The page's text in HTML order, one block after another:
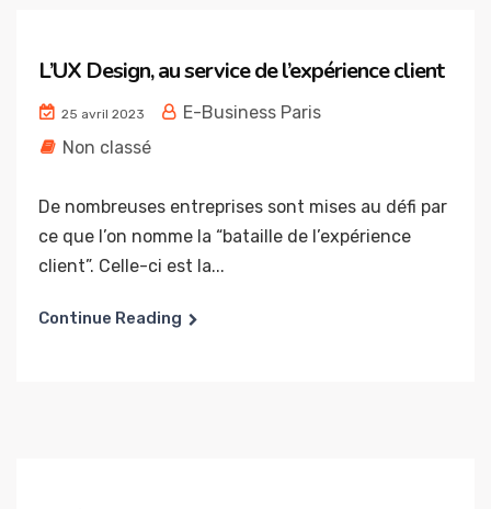
L’UX Design, au service de l’expérience client
25 avril 2023
E-Business Paris
Non classé
De nombreuses entreprises sont mises au défi par
ce que l’on nomme la “bataille de l’expérience
client”. Celle-ci est la...
Continue Reading